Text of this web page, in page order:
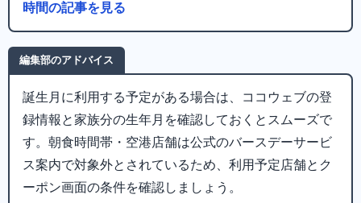
時間の記事を見る
編集部のアドバイス
誕生月に利用する予定がある場合は、ココウェブの登
録情報と家族分の生年月を確認しておくとスムーズで
す。朝食時間帯・空港店舗は公式のバースデーサービ
ス案内で対象外とされているため、利用予定店舗とク
ーポン画面の条件を確認しましょう。